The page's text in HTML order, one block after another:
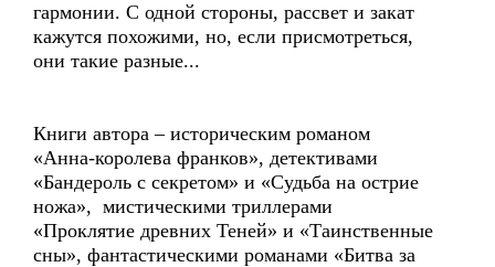
гармонии. С одной стороны, рассвет и закат
кажутся похожими, но, если присмотреться,
они такие разные...
Книги автора – историческим романом
«Анна-королева франков», детективами
«Бандероль с секретом» и «Судьба на острие
ножа», мистическими триллерами
«Проклятие древних Теней» и «Таинственные
сны», фантастическими романами «Битва за